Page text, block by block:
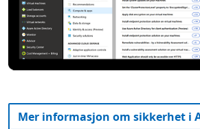
Mer informasjon om sikkerhet i